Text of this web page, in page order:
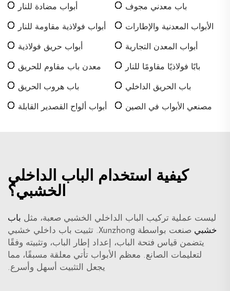
باب معدني مجوف
أبواب مضادة للنار
الأبواب المعدنية والإطارات
أبواب فولاذية مقاومة للنار
أبواب المعدن التجارية
أبواب حريق فولاذية
بابًا فولاذيًا مقاومًا للنار
معدن باب مقاوم للحريق
باب الحريق الداخلي
باب هروب الحريق
مصنعي الأبواب في الصين
أبواب ألواح القصدير القابلة
كيفية استخدام الباب الداخلي
الخشبي؟
ليست عملية تركيب الباب الداخلي الخشبي صعبة، مثل باب
خشبي
صنعت بواسطة Xunzhong. تثبيت باب داخلي خشبي
يتضمن قياس فتحة الباب، إعداد إطار الباب، وتثبيته وفقًا
لتعليمات الصانع. معظم الأبواب تأتي معلقة مسبقًا، مما
يجعل التثبيت أسهل وأسرع.